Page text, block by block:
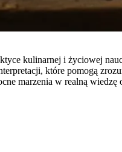
kulinarnej i życiowej
które pomogą
marzenia w realną wiedzę